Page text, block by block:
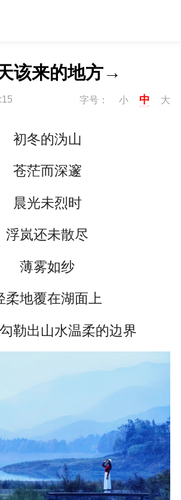
该来的地方→
字号： 小 中 大
初冬的沩山
苍茫而深邃
晨光未烈时
浮岚还未散尽
薄雾如纱
柔地覆在湖面上
勒出山水温柔的边界